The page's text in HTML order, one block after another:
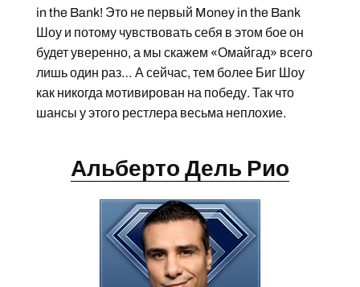
in the Bank! Это не первый Money in the Bank
Шоу и потому чувствовать себя в этом бое он
будет уверенно, а мы скажем «Омайгад» всего
лишь один раз… А сейчас, тем более Биг Шоу
как никогда мотивирован на победу. Так что
шансы у этого рестлера весьма неплохие.
Альберто Дель Рио